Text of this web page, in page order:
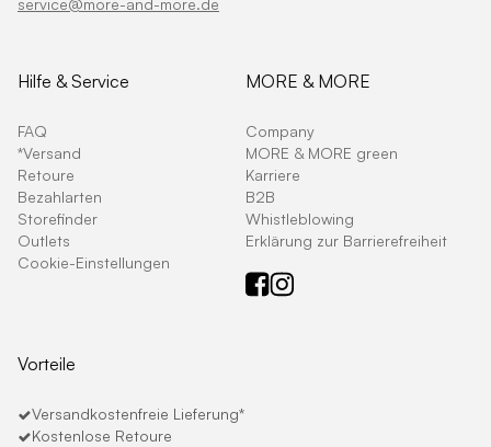
service@more-and-more.de
Hilfe & Service
FAQ
*Versand
Retoure
Bezahlarten
Storefinder
Outlets
Cookie-Einstellungen
MORE & MORE
Company
MORE & MORE green
Karriere
B2B
Whistleblowing
Erklärung zur Barrierefreiheit
Vorteile
Versandkostenfreie Lieferung*
Kostenlose Retoure